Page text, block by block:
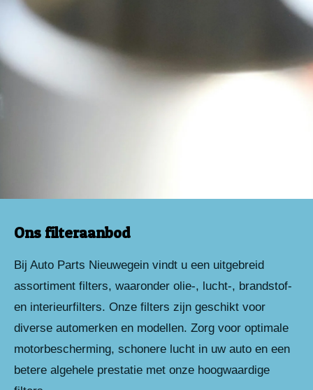
Ons filteraanbod
Bij Auto Parts Nieuwegein vindt u een uitgebreid
assortiment filters, waaronder olie-, lucht-, brandstof-
en interieurfilters. Onze filters zijn geschikt voor
diverse automerken en modellen. Zorg voor optimale
motorbescherming, schonere lucht in uw auto en een
betere algehele prestatie met onze hoogwaardige